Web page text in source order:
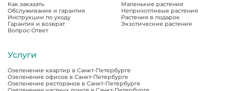
Как заказать
Обслуживание и гарантия
Инструкции по уходу
Гарантия и возврат
Вопрос-Ответ
Маленькие растения
Неприхотливые растения
Растения в подарок
Экзотические растения
Услуги
Озеленение квартир в Санкт-Петербурге
Озеленение офисов в Санкт-Петербурге
Озеленение ресторанов в Санкт-Петербурге